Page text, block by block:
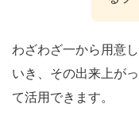
わざわざ一から用意
いき、その出来上が
て活用できます。